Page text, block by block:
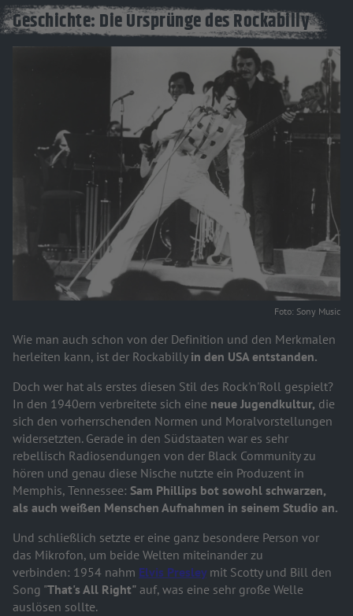
Geschichte: Die Ursprünge des Rockabilly
Foto: Sony Music
Wie man auch schon von der Definition und den Merkmalen
herleiten kann, ist der Rockabilly in den USA entstanden.
Doch wer hat als erstes diesen Stil des Rock'n'Roll gespielt?
In den 1940ern verbreitete sich eine neue Jugendkultur, die
sich den vorherrschenden Normen und Moralvorstellungen
widersetzten. Gerade in den Südstaaten war es sehr
rebellisch Radiosendungen von der Black Community zu
hören und genau diese Nische nutzte ein Produzent in
Memphis, Tennessee: Sam Phillips bot sowohl schwarzen,
als auch weißen Menschen Aufnahmen in seinem Studio an.
Und schließlich setzte er eine ganz besondere Person vor
das Mikrofon, um beide Welten miteinander zu
verbinden: 1954 nahm Elvis Presley mit Scotty und Bill den
Song "That's All Right" auf, was eine sehr große Welle
auslösen sollte.